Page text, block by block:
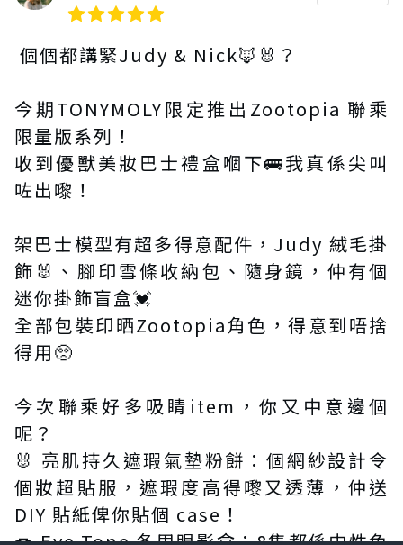
個個都講緊Judy & Nick🦊🐰？
今期TONYMOLY限定推出Zootopia 聯乘
限量版系列！
收到優獸美妝巴士禮盒嗰下🚌我真係尖叫
咗出嚟！
架巴士模型有超多得意配件，Judy 絨毛掛
飾🐰、腳印雪條收納包、隨身鏡，仲有個
迷你掛飾盲盒💓
全部包裝印晒Zootopia角色，得意到唔捨
得用🥺
今次聯乘好多吸睛item，你又中意邊個
呢？
🐰 亮肌持久遮瑕氣墊粉餅：個網紗設計令
個妝超貼服，遮瑕度高得嚟又透薄，仲送
DIY 貼紙俾你貼個 case！